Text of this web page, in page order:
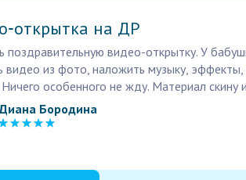
на ДР
поздравительную видео-открытку. У
видео из фото, наложить музыку,
Ничего особенного не жду. Материал скину
Бородина